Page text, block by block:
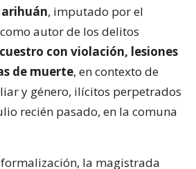
, imputado por el
como autor de los delitos
con violación, lesiones
de muerte, en contexto de
y género, ilícitos perpetrados
recién pasado, en la comuna
la magistrada